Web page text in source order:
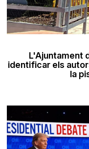
L'Ajuntament
identificar els
la